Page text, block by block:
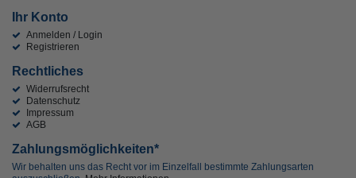
Ihr Konto
Anmelden / Login
Registrieren
Rechtliches
Widerrufsrecht
Datenschutz
Impressum
AGB
Zahlungsmöglichkeiten*
Wir behalten uns das Recht vor im Einzelfall bestimmte Zahlungsarten